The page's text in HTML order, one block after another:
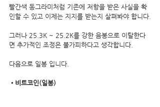
빨간색 동그라미처럼 기존에 저항을 받은 사실을 확
인할 수 있고 이제는 지지를 받는지 살펴봐야 합니다.
그러나 25.3K ~ 25.2K를 강한 음봉으로 이탈한다
면 추가적인 조정은 불가피하다고 생각합니다.
다음으로 일봉 입니다.
•비트코인(일봉)